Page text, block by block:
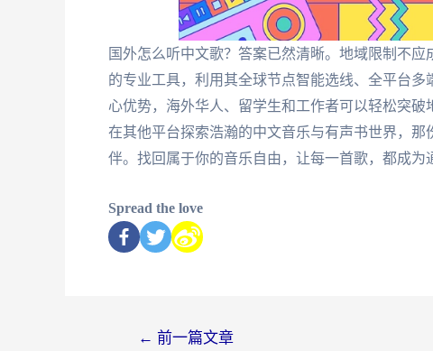
国外怎么听中文歌？答案已然清晰。地域限制不
的专业工具，利用其全球节点智能选线、全平台
心优势，海外华人、留学生和工作者可以轻松突
在其他平台探索浩瀚的中文音乐与有声书世界，
伴。找回属于你的音乐自由，让每一首歌，都成为
Spread the love
← 前一篇文章